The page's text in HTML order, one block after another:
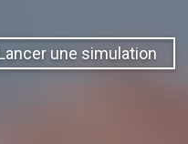
une simulation